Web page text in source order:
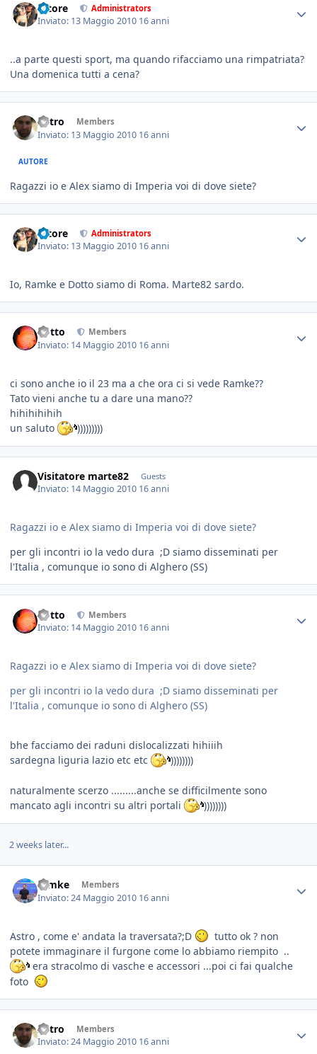
tatore Administrators
Inviato: 13 Maggio 2010 16 anni
..a parte questi sport, ma quando rifacciamo una rimpatriata?
Una domenica tutti a cena?
Astro Members
Inviato: 13 Maggio 2010 16 anni
AUTORE
Ragazzi io e Alex siamo di Imperia voi di dove siete?
tatore Administrators
Inviato: 13 Maggio 2010 16 anni
Io, Ramke e Dotto siamo di Roma. Marte82 sardo.
dotto Members
Inviato: 14 Maggio 2010 16 anni
ci sono anche io il 23 ma a che ora ci si vede Ramke??
Tato vieni anche tu a dare una mano??
hihihihihih
un saluto
)))))))))
Visitatore marte82 Guests
Inviato: 14 Maggio 2010 16 anni
Ragazzi io e Alex siamo di Imperia voi di dove siete?
per gli incontri io la vedo dura ;D siamo disseminati per
l'Italia , comunque io sono di Alghero (SS)
dotto Members
Inviato: 14 Maggio 2010 16 anni
Ragazzi io e Alex siamo di Imperia voi di dove siete?
per gli incontri io la vedo dura ;D siamo disseminati per
l'Italia , comunque io sono di Alghero (SS)
bhe facciamo dei raduni dislocalizzati hihiiih
sardegna liguria lazio etc etc
))))))))
naturalmente scerzo .........anche se difficilmente sono
mancato agli incontri su altri portali
))))))))
2 weeks later...
ramke Members
Inviato:24 Maggio 2010 16 anni
Astro , come e' andata la traversata?;D
tutto ok ? non
potete immaginare il furgone come lo abbiamo riempito ..
era stracolmo di vasche e accessori ...poi ci fai qualche
foto
Astro Members
Inviato:24 Maggio 2010 16 anni